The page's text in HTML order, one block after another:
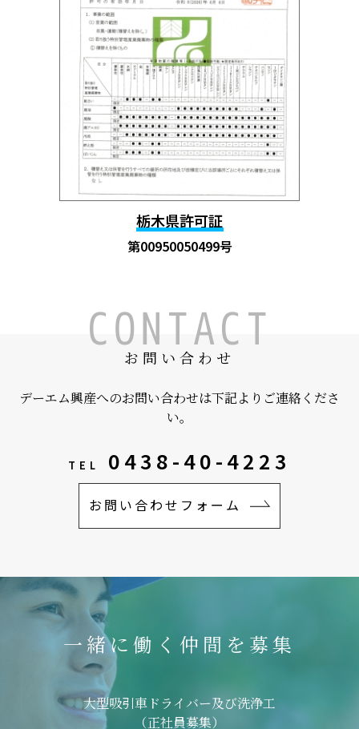
栃木県許可証
第00950050499号
CONTACT
お問い合わせ
デーエム興産へのお問い合わせは下記よりご連絡くださ
い。
TEL 0438-40-4223
お問い合わせフォーム
一緒に働く仲間を募集
大型吸引車ドライバー及び洗浄工
（正社員募集）